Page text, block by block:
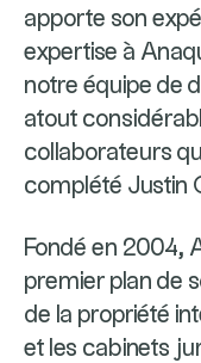
apporte son
expertise à
notre équipe de
atout
collaborateurs
complété Justin
Fondé en 2004,
premier plan de
de la propriété
et les cabinets